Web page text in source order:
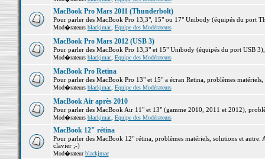
MacBook Pro Mars 2011 (Thunderbolt)
Pour parler des MacBook Pro 13,3", 15" ou 17" Unibody (équipés du port
Mod�rateurs blackjmac, Equipe des Modérateurs
MacBook Pro Mars 2012 (USB 3)
Pour parler des MacBook Pro 13,3" et 15" Unibody (équipés du port USB
Mod�rateurs blackjmac, Equipe des Modérateurs
MacBook Pro Retina
Pour parler des MacBook Pro 13" et 15" a écran Retina, problèmes matériels,
Mod�rateurs blackjmac, Equipe des Modérateurs
MacBook Air après 2010
Pour parler des MacBook Air 11" et 13" (gamme 2010, 2011 et 2012),
Mod�rateurs blackjmac, Equipe des Modérateurs
MacBook 12" rétina
Pour parler des MacBook 12" rétina, problèmes matériels, solutions et
clavier ;-)
Mod�rateurblackjmac